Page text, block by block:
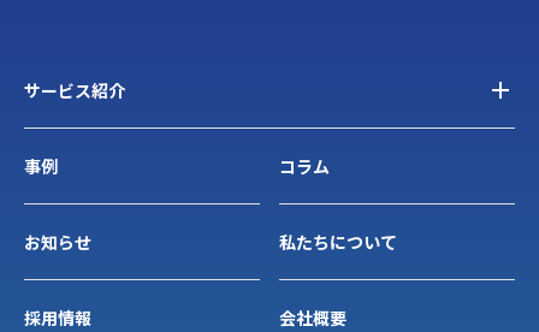
サービス紹介
事例 コラム
お知らせ 私たちについて
採用情報 会社概要